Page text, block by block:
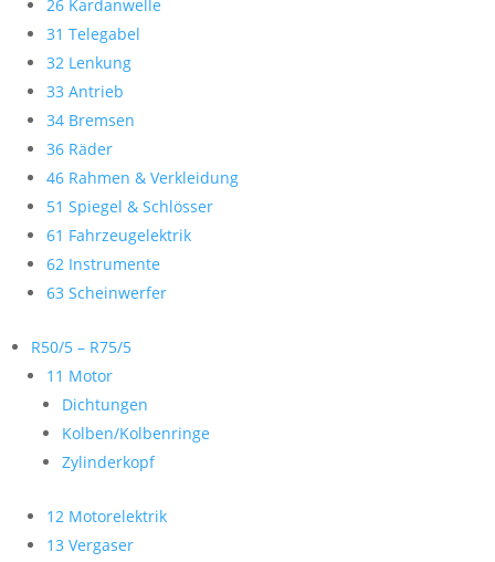
26 Kardanwelle
31 Telegabel
32 Lenkung
33 Antrieb
34 Bremsen
36 Räder
46 Rahmen & Verkleidung
51 Spiegel & Schlösser
61 Fahrzeugelektrik
62 Instrumente
63 Scheinwerfer
R50/5 – R75/5
11 Motor
Dichtungen
Kolben/Kolbenringe
Zylinderkopf
12 Motorelektrik
13 Vergaser